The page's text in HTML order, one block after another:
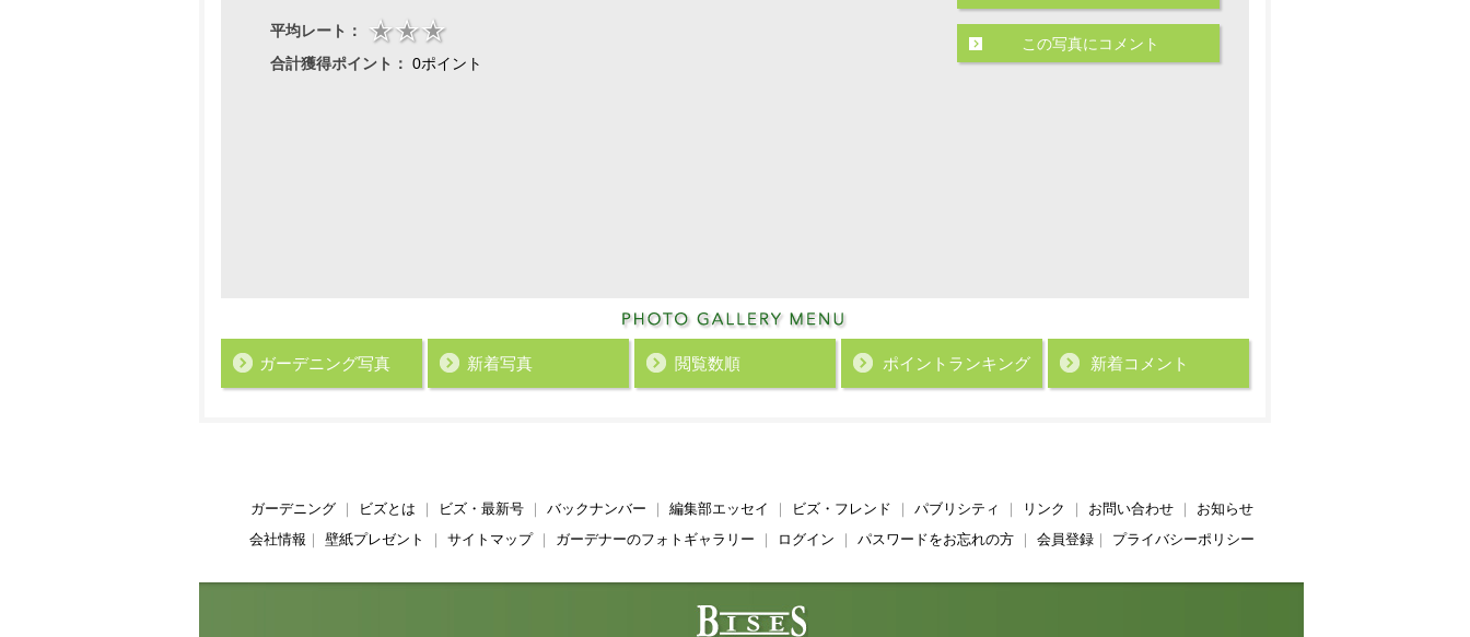
平均レート：
合計獲得ポイント： 0ポイント
この写真にコメント
ガーデニング写真 新着写真 閲覧数順 ポイント ランキング 新着コメント
ガーデニング｜ ビズとは ビズ・最新号｜ バックナンバー 編集部エッセイ ビズ・フレンド パブリシティ リンク お問い合わせ｜ お知らせ
会社情報
壁紙プレゼント サイトマップ｜ ガーデナーのフォトギャラリー ログイン パスワードをお忘れの方｜ 会員登録｜ プライバシーポリシー